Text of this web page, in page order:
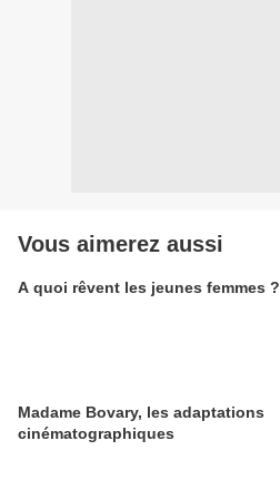
Vous aimerez aussi
A quoi rêvent les jeunes femmes ?
Madame Bovary, les adaptations
cinématographiques